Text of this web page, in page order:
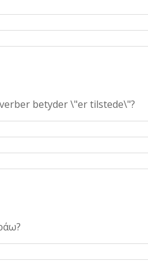
betyder \"er tilstede\"?